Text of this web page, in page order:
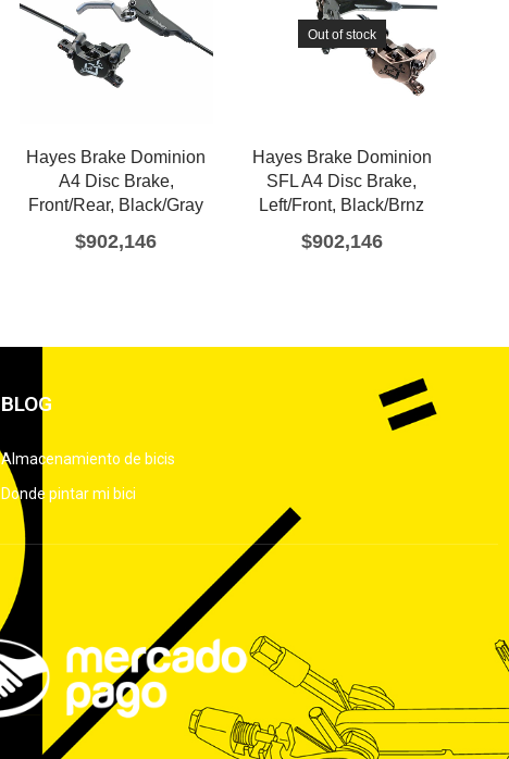
Hayes Brake Dominion
A4 Disc Brake,
Front/Rear, Black/Gray
$902,146
Out of stock
Hayes Brake Dominion
SFL A4 Disc Brake,
Left/Front, Black/Brnz
$902,146
BLOG
Almacenamiento de bicis
Donde pintar mi bici